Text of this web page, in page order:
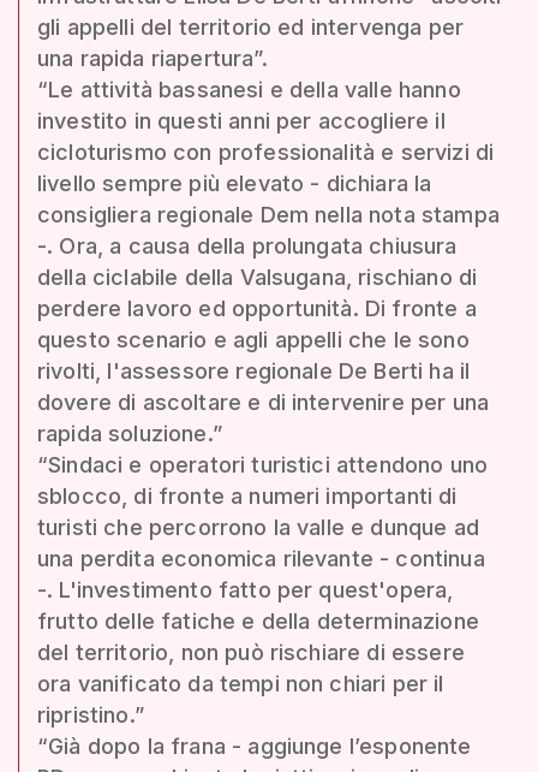
gli appelli del territorio ed intervenga per
una rapida riapertura”.
“Le attività bassanesi e della valle hanno
investito in questi anni per accogliere il
cicloturismo con professionalità e servizi di
livello sempre più elevato - dichiara la
consigliera regionale Dem nella nota stampa
-. Ora, a causa della prolungata chiusura
della ciclabile della Valsugana, rischiano di
perdere lavoro ed opportunità. Di fronte a
questo scenario e agli appelli che le sono
rivolti, l'assessore regionale De Berti ha il
dovere di ascoltare e di intervenire per una
rapida soluzione.”
“Sindaci e operatori turistici attendono uno
sblocco, di fronte a numeri importanti di
turisti che percorrono la valle e dunque ad
una perdita economica rilevante - continua
-. L'investimento fatto per quest'opera,
frutto delle fatiche e della determinazione
del territorio, non può rischiare di essere
ora vanificato da tempi non chiari per il
ripristino.”
“Già dopo la frana - aggiunge l’esponente